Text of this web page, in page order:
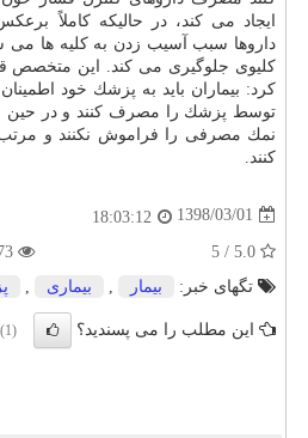
ایجاد می كند، در حالیكه كاملاً
داروها سبب آسیب زدن به كلیه ها
كلیوی جلوگیری می كند. این متخصص
كرد: بیماران باید به پزشك خود
توسط پزشك را مصرف كنند و در
نمك مصرفی را فراموش نكنند و
كنند.
1398/03/01
18:03:12
تگهای خبر:
بیمار بیماری
این مطلب را می پسندید؟ (1)